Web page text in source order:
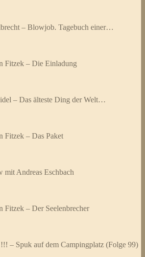
– Blowjob. Tagebuch einer…
Fitzek – Die Einladung
– Das älteste Ding der Welt…
Fitzek – Das Paket
mit Andreas Eschbach
Fitzek – Der Seelenbrecher
– Spuk auf dem Campingplatz (Folge 99)